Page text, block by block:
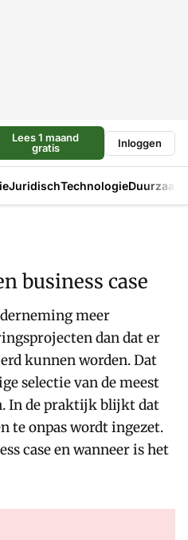
Lees 1 maand
gratis
Inloggen
JuridischTechnologie
business case
meer
dan dat er
kunnen worden. Dat
selectie van de meest
In de praktijk blijkt dat
te onpas wordt ingezet.
case en wanneer is het